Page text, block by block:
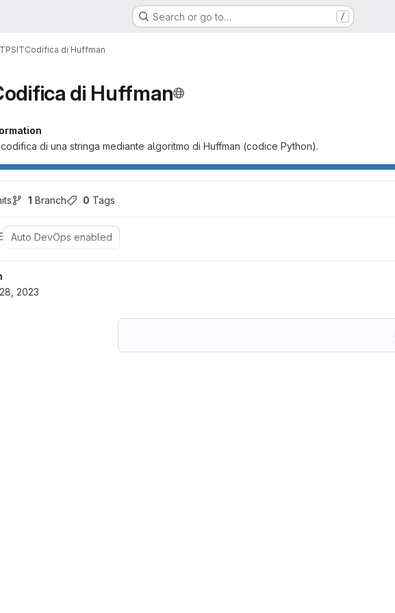
Search or go to… /
TPSITCodifica di Huffman
di Huffman
di una stringa mediante algoritmo di Huffman (codice Python).
1 Branch 0 Tags
Auto DevOps enabled
2023